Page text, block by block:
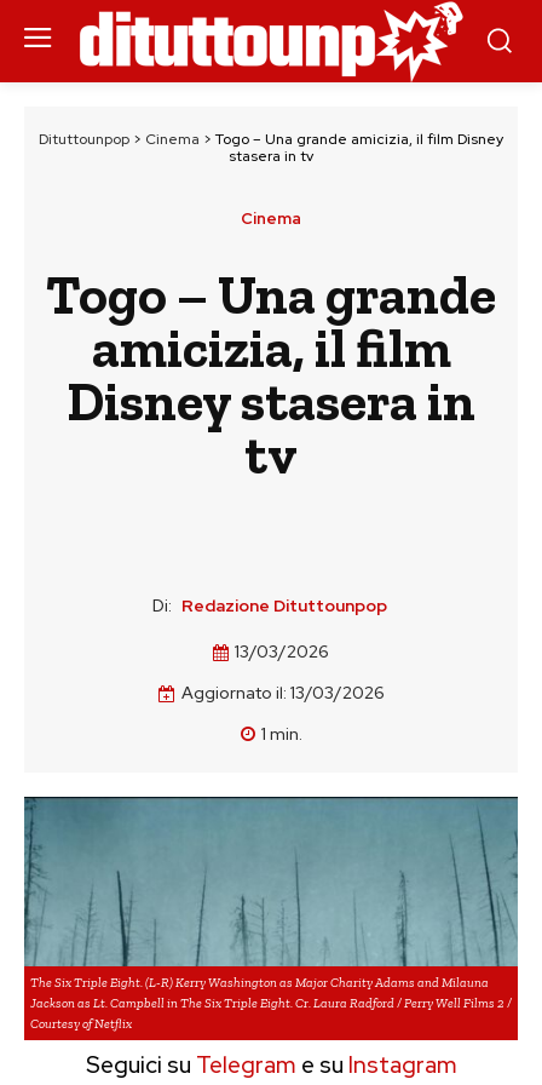
Dituttounpop > Cinema > Togo – Una grande amicizia, il film Disney
stasera in tv
Cinema
Togo – Una grande
amicizia, il film
Disney stasera in
tv
Di: Redazione Dituttounpop
13/03/2026
Aggiornato il: 13/03/2026
1 min.
The Six Triple Eight. (L-R) Kerry Washington as Major Charity Adams and Milauna
Jackson as Lt. Campbell in The Six Triple Eight. Cr. Laura Radford / Perry Well Films 2 /
Courtesy of Netflix
Seguici su Telegram e su Instagram